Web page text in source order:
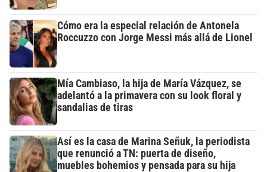
Cómo era la especial relación de Antonela
Roccuzzo con Jorge Messi más allá de Lionel
Mía Cambiaso, la hija de María Vázquez, se
adelantó a la primavera con su look floral y
sandalias de tiras
Así es la casa de Marina Señuk, la periodista
que renunció a TN: puerta de diseño,
muebles bohemios y pensada para su hija